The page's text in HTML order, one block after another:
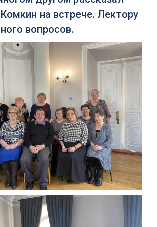
на встрече. Лектору
вопросов.